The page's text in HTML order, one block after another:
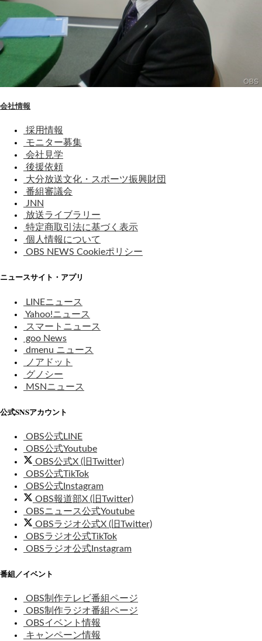
会社情報
採用情報
モニター募集
会社見学
後援依頼
大分放送文化・スポーツ振興財団
番組審議会
JNN
放送ライブラリー
特定商取引法に基づく表示
個人情報について
OBS NEWS Cookieポリシー
ニュースサイト・アプリ
LINEニュース
Yahoo!ニュース
スマートニュース
goo News
dmenu ニュース
ノアドット
グノシー
MSNニュース
公式SNSアカウント
OBS公式LINE
OBS公式Youtube
OBS公式X (旧Twitter)
OBS公式TikTok
OBS公式Instagram
OBS報道部X (旧Twitter)
OBSニュース公式Youtube
OBSラジオ公式X (旧Twitter)
OBSラジオ公式TikTok
OBSラジオ公式Instagram
番組／イベント
OBS制作テレビ番組ページ
OBS制作ラジオ番組ページ
OBSイベント情報
キャンペーン情報